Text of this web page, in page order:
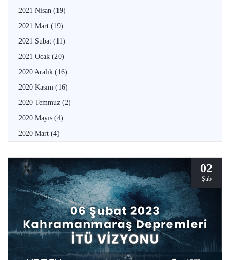
2021 Nisan (19)
2021 Mart (19)
2021 Şubat (11)
2021 Ocak (20)
2020 Aralık (16)
2020 Kasım (16)
2020 Temmuz (2)
2020 Mayıs (4)
2020 Mart (4)
02
Şub